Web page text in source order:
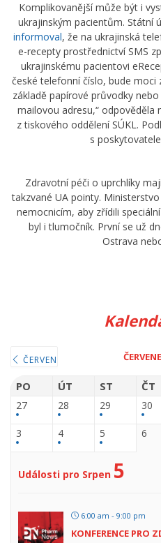
Komplikovanější může být i
ukrajinským pacientům. Státní
informoval, že na ukrajinská
e-recepty prostřednictví SMS
ukrajinskému pacientovi
české telefonní číslo, bude
základě papírové průvodky
mailovou adresu,“ odpověděla
z tiskového oddělení SÚKL.
s
Zdravotní péči o uprchlíky
takzvané UA pointy.
nemocnicím, aby zřídili
byl i tlumočník. První se už
Ostrava
ČERVEN
PO ÚT ST ČT
27 28 29 30
3 4 5 6
Události pro Srpen 5
6:00 am - 9:00 pm
KONFERENCE PRO